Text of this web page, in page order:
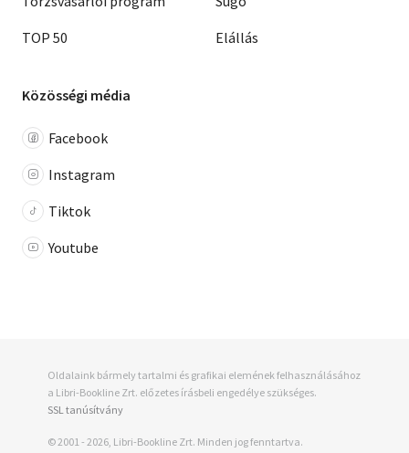
TOP 50
Elállás
Közösségi média
Facebook
Instagram
Tiktok
Youtube
Oldalaink bármely tartalmi és grafikai elemének felhasználásához
a Libri-Bookline Zrt. előzetes írásbeli engedélye szükséges.
SSL tanúsítvány
© 2001 - 2026, Libri-Bookline Zrt. Minden jog fenntartva.